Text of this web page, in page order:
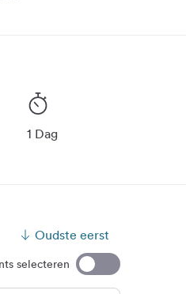
1 Dag
Oudste eerst
selecteren